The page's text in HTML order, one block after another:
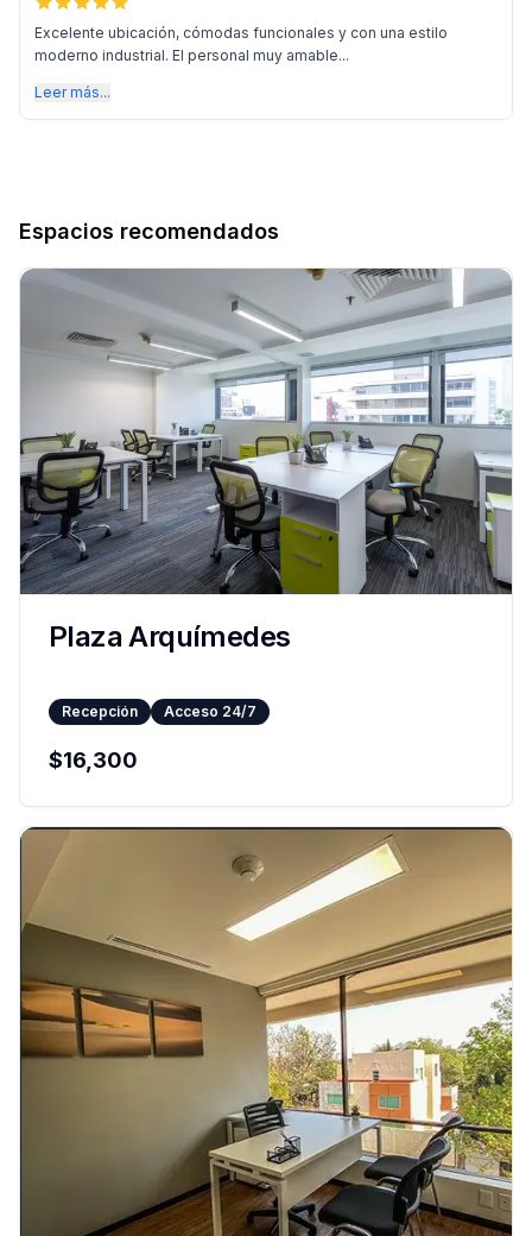
Excelente ubicación, cómodas funcionales y con una estilo
moderno industrial. El personal muy amable...
Leer más...
Espacios recomendados
Plaza Arquímedes
Recepción Acceso 24/7
$16,300